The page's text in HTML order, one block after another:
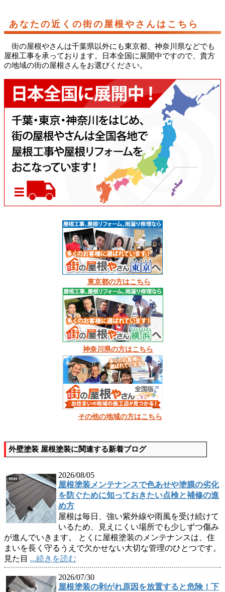
あなたの近くの街の屋根やさんはこちら
街の屋根やさんは千葉県以外にも東京都、神奈川県などでも
屋根工事を承っております。日本全国に展開中ですので、貴方
の地域の街の屋根さんをお選びください。
東京都の方はこちら
神奈川県の方はこちら
その他の地域の方はこちら
外壁塗装 屋根塗装に関連する新着ブログ
2026/08/05
屋根塗装メンテナンスで色あせや塗膜の劣化
を防ぐために知っておきたい点検と補修の進
め方
屋根は毎日、強い紫外線や雨風を受け続けて
いるため、見えにくい場所でも少しずつ傷み
が進んでいきます。 とくに屋根塗装のメンテナンスは、住
まいを長く守るうえで欠かせない大切な管理のひとつです。
見た目 ...続きを読む
2026/07/30
屋根塗装の剥がれ原因を放置すると危険！下